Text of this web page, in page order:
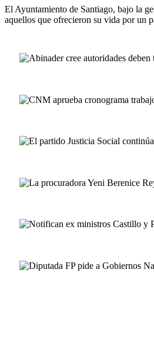
El Ayuntamiento de Santiago, bajo la
aquellos que ofrecieron su vida por un